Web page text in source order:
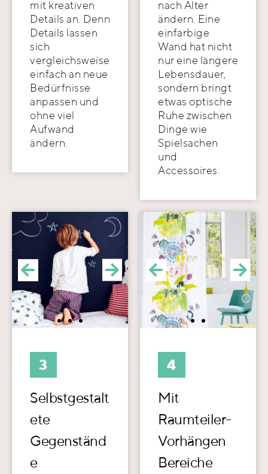
mit kreativen
Details an. Denn
Details lassen
sich
vergleichsweise
einfach an neue
Bedürfnisse
anpassen und
ohne viel
Aufwand
ändern.
nach Alter
ändern. Eine
einfarbige
Wand hat nicht
nur eine längere
Lebensdauer,
sondern bringt
etwas optische
Ruhe zwischen
Dinge wie
Spielsachen
und
Accessoires.
3
Selbstgestalt
ete
Gegenständ
e
4
Mit
Raumteiler-
Vorhängen
Bereiche